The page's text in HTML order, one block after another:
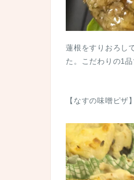
蓮根をすりおろし
た。こだわりの1
【なすの味噌ピザ】